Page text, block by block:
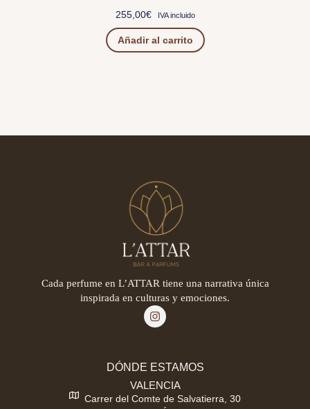
255,00€ IVA incluido
Añadir al carrito
Cada perfume en L’ATTAR tiene una narrativa única
inspirada en culturas y emociones.
DÓNDE ESTAMOS
VALENCIA
Carrer del Comte de Salvatierra, 30